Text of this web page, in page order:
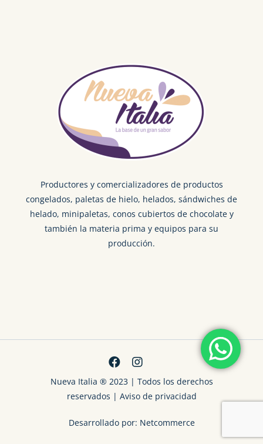
Productores y comercializadores de productos
congelados, paletas de hielo, helados, sándwiches de
helado, minipaletas, conos cubiertos de chocolate y
también la materia prima y equipos para su
producción.
Nueva Italia ® 2023| Todos los derechos
reservados | Aviso de privacidad
Desarrollado por: Netcommerce